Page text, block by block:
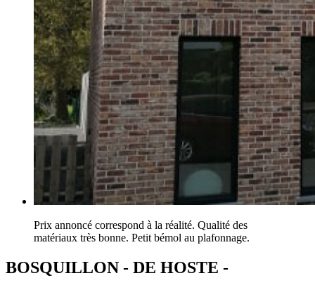
Prix annoncé correspond à la réalité. Qualité des
matériaux très bonne. Petit bémol au plafonnage.
BOSQUILLON - DE HOSTE -